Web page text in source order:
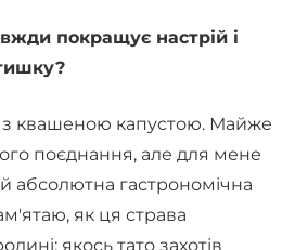
покращує настрій і
квашеною капустою. Майже
поєднання, але для мене
абсолютна гастрономічна
як ця страва
якось тато захотів